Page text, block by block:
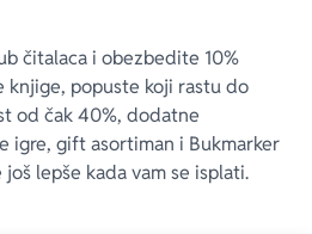
čitalaca i obezbedite 10%
knjige, popuste koji rastu do
od čak 40%, dodatne
igre, gift asortiman i Bukmarker
lepše kada vam se isplati.